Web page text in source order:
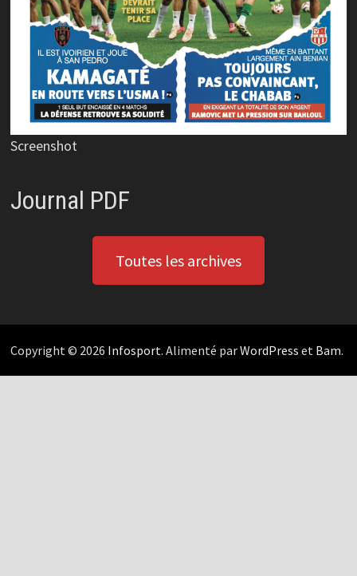
Screenshot
Journal PDF
Toutes les archives
Copyright © 2026 Infosport. Alimenté parWordPress et Bam.